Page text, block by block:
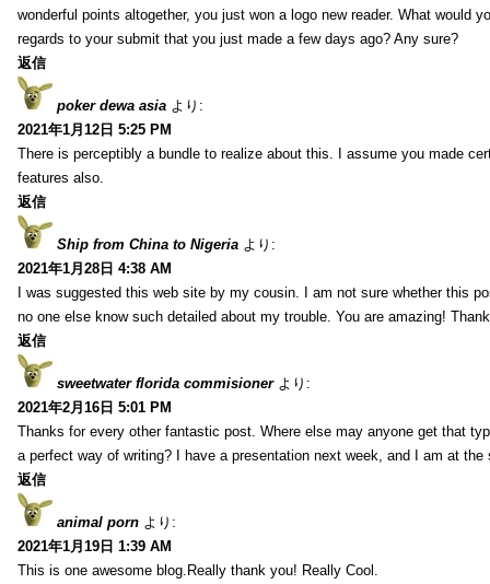
wonderful points altogether, you just won a logo new reader. What would
regards to your submit that you just made a few days ago? Any sure?
返信
poker dewa asia より:
2021年1月12日 5:25 PM
There is perceptibly a bundle to realize about this. I assume you made
features also.
返信
Ship from China to Nigeria より:
2021年1月28日 4:38 AM
I was suggested this web site by my cousin. I am not sure whether this
no one else know such detailed about my trouble. You are amazing!
返信
sweetwater florida commisioner より:
2021年2月16日 5:01 PM
Thanks for every other fantastic post. Where else may anyone get that
a perfect way of writing? I have a presentation next week, and I am at the
返信
animal porn より:
2021年1月19日 1:39 AM
This is one awesome blog.Really thank you! Really Cool.